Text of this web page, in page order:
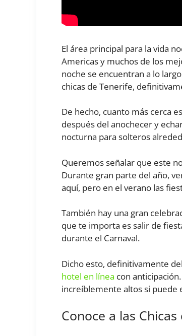
El área principal para la vida
Americas y muchos de los
noche se encuentran a lo
chicas de Tenerife,
De hecho, cuanto más cerca
después del anochecer y
nocturna para solteros
Queremos señalar que este
Durante gran parte del año,
aquí, pero en el verano las
También hay una gran
que te importa es salir de
durante el Carnaval.
Dicho esto, definitivamente
hotel en línea con
increíblemente altos si puede
Conoce a las